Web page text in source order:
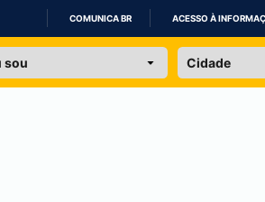
IR
COMUNICA BR ACESSO À